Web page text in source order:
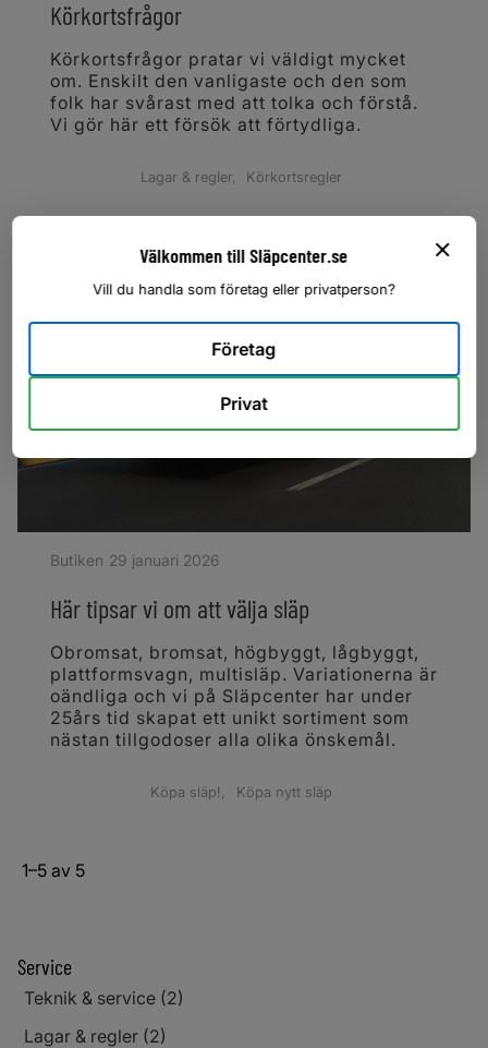
Körkortsfrågor
Körkortsfrågor pratar vi väldigt mycket
om. Enskilt den vanligaste och den som
folk har svårast med att tolka och förstå.
Vi gör här ett försök att förtydliga.
Lagar & regler Körkortsregler
Butiken 29 januari 2026
Här tipsar vi om att välja släp
Obromsat, bromsat, högbyggt, lågbyggt,
plattformsvagn, multisläp. Variationerna är
oändliga och vi på Släpcenter har under
25års tid skapat ett unikt sortiment som
nästan tillgodoser alla olika önskemål.
Köpa släp! Köpa nytt släp
1–5 av 5
Service
Teknik & service (2)
Lagar & regler (2)
Välkommen till Släpcenter.se
Vill du handla som företag eller privatperson?
Företag
Privat